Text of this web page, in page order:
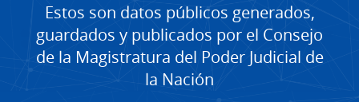
Estos son datos públicos generados,
guardados y publicados por el Consejo
de la Magistratura del Poder Judicial de
la Nación